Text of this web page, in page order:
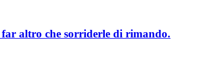
altro che sorriderle di rimando.